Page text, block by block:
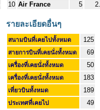
10 Air France 5
รายละเอียดอื่นๆ
สนามบินที่เคยไปทั้งหมด 125
สายการบินที่เคยนั่งทั้งหมด 69
เครื่องที่เคยนั่งทั้งหมด 50
เครื่องที่เคยนั่งทั้งหมด 183
เที่ยวบินทั้งหมด 189
ประเทศที่เคยไป 49